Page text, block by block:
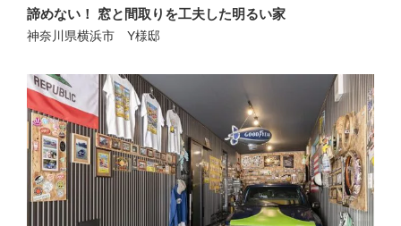
諦めない！ 窓と間取りを工夫した明るい家
神奈川県横浜市 Y様邸